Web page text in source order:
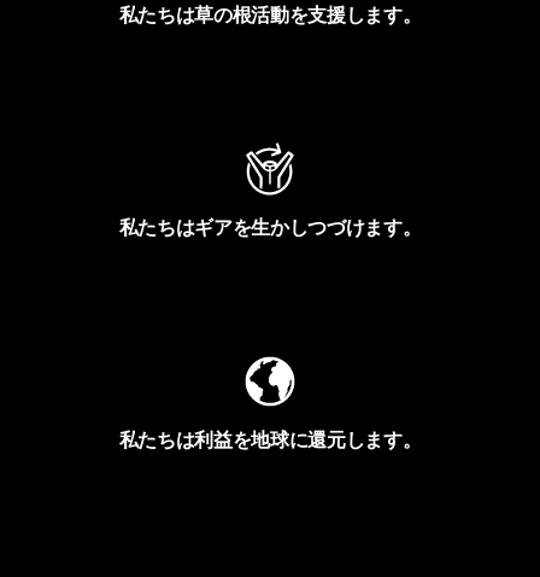
私たちは草の根活動を支援します。
私たちはギアを生かしつづけます。
私たちは利益を地球に還元します。